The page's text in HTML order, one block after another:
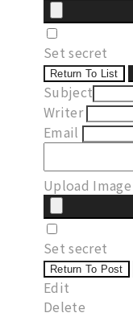
Set secret
Return To List
Subject
Writer
Email
Upload Image
Set secret
Return To Post
Edit
Delete